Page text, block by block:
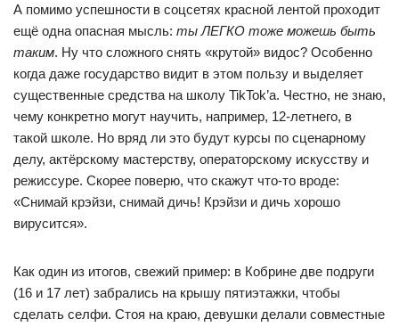
А помимо успешности в соцсетях красной лентой проходит
ещё одна опасная мысль: ты ЛЕГКО тоже можешь быть
таким. Ну что сложного снять «крутой» видос? Особенно
когда даже государство видит в этом пользу и выделяет
существенные средства на школу TikTok’a. Честно, не знаю,
чему конкретно могут научить, например, 12-летнего, в
такой школе. Но вряд ли это будут курсы по сценарному
делу, актёрскому мастерству, операторскому искусству и
режиссуре. Скорее поверю, что скажут что-то вроде:
«Снимай крэйзи, снимай дичь! Крэйзи и дичь хорошо
вирусится».
Как один из итогов, свежий пример: в Кобрине две подруги
(16 и 17 лет) забрались на крышу пятиэтажки, чтобы
сделать селфи. Стоя на краю, девушки делали совместные